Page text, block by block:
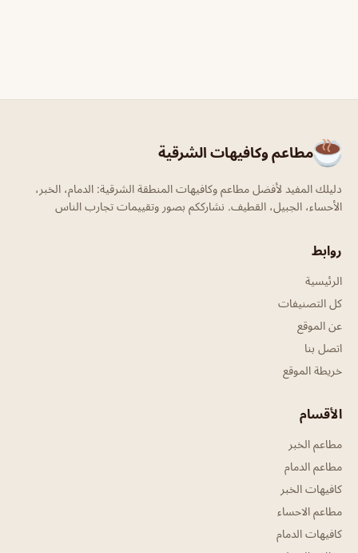
مطاعم وكافيهات الشرقية
دليلك المفيد لأفضل مطاعم وكافيهات المنطقة الشرقية: الدمام، الخبر،
الأحساء، الجبيل، القطيف. نشارككم بصور وتقييمات تجارب الناس
روابط
الرئيسية
كل التصنيفات
عن الموقع
اتصل بنا
خريطة الموقع
الأقسام
مطاعم الخبر
مطاعم الدمام
كافيهات الخبر
مطاعم الاحساء
كافيهات الدمام